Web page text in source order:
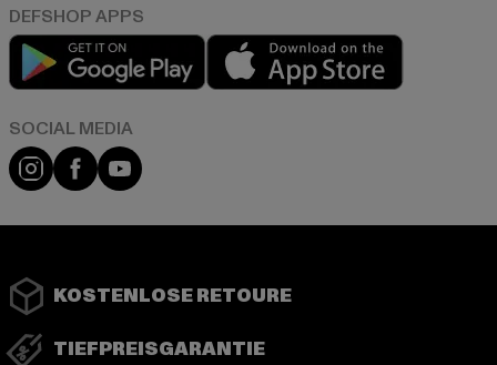
Play market
Instagram
FacebookYouTube
KOSTENLOSE RETOURE
TIEFPREISGARANTIE